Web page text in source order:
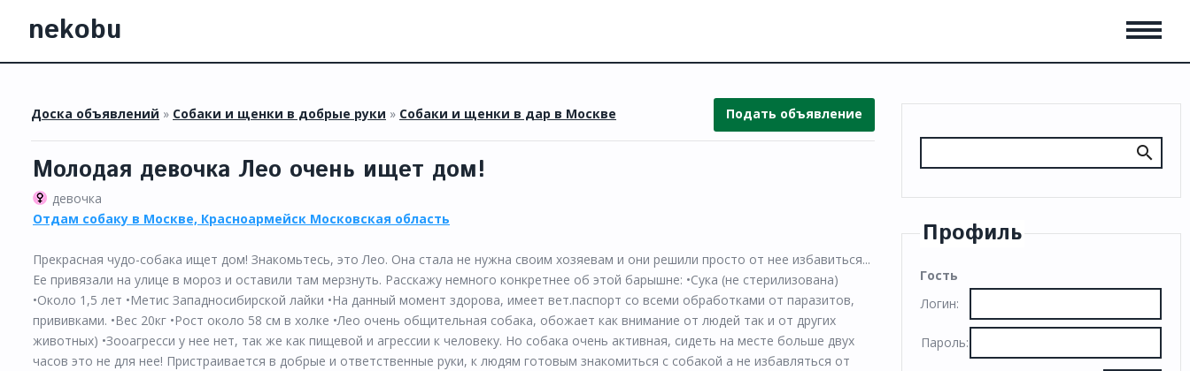
nekobu
Доска объявлений » Собаки и щенки в добрые руки » Собаки и щенки в дар в Москве Подать объявление
Молодая девочка Лео очень ищет дом!
девочка
Отдам собаку в Москве, Красноармейск Московская область
Прекрасная чудо-собака ищет дом! Знакомьтесь, это Лео. Она стала не нужна своим хозяевам и они решили просто от нее избавиться...
Ее привязали на улице в мороз и оставили там мерзнуть. Расскажу немного конкретнее об этой барышне: •Сука (не стерилизована)
•Около 1,5 лет •Метис Западносибирской лайки •На данный момент здорова, имеет вет.паспорт со всеми обработками от паразитов,
прививками. •Вес 20кг •Рост около 58 см в холке •Лео очень общительная собака, обожает как внимание от людей так и от других
животных) •Зооагресси у нее нет, так же как пищевой и агрессии к человеку. Но собака очень активная, сидеть на месте больше двух
часов это не для нее! Пристраивается в добрые и ответственные руки, к людям готовым знакомиться с собакой а не избавляться от
Профиль
Гость
Логин:
Пароль: